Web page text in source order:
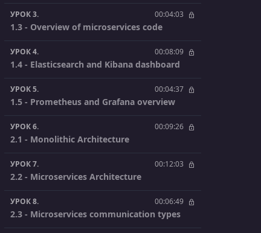
УРОК 3. 00:04:03
1.3 - Overview of microservices code
УРОК 4. 00:08:09
1.4 - Elasticsearch and Kibana dashboard
УРОК 5. 00:04:37
1.5 - Prometheus and Grafana overview
УРОК 6. 00:09:26
2.1 - Monolithic Architecture
УРОК 7. 00:12:03
2.2 - Microservices Architecture
УРОК 8. 00:06:49
2.3 - Microservices communication types